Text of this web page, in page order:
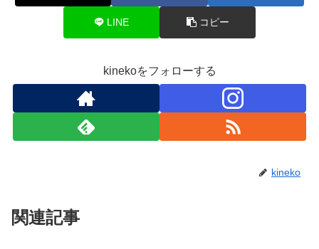
LINE コピー
kinekoをフォローする
kineko
関連記事